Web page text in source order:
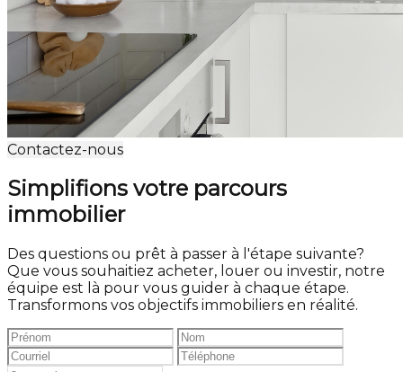
Contactez-nous
Simplifions votre parcours
immobilier
Des questions ou prêt à passer à l'étape suivante?
Que vous souhaitiez acheter, louer ou investir, notre
équipe est là pour vous guider à chaque étape.
Transformons vos objectifs immobiliers en réalité.